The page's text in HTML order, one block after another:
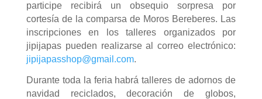
participe recibirá un obsequio sorpresa por
cortesía de la comparsa de Moros Bereberes. Las
inscripciones en los talleres organizados por
jipijapas pueden realizarse al correo electrónico:
jipijapasshop@gmail.com.
Durante toda la feria habrá talleres de adornos de
navidad reciclados, decoración de globos,